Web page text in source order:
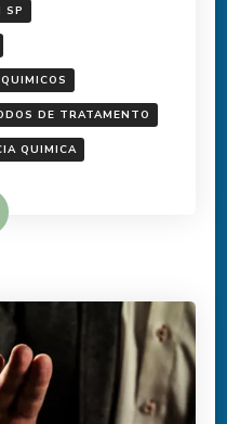
SP
DE TRATAMENTO
QUIMICA